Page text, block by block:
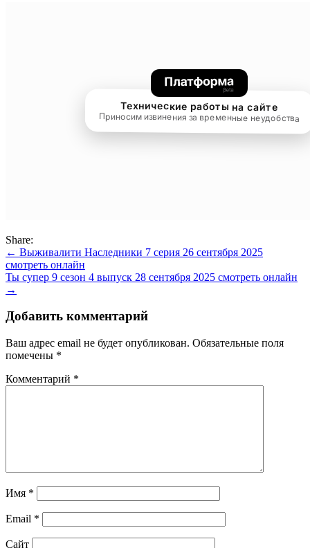
Share:
Навигация
по
записям
← Выживалити Наследники 7 серия 26 сентября 2025
смотреть онлайн
Ты супер 9 сезон 4 выпуск 28 сентября 2025 смотреть онлайн
→
Добавить комментарий
Ваш адрес email не будет опубликован. Обязательные поля
помечены *
Комментарий *
Имя *
Email *
Сайт